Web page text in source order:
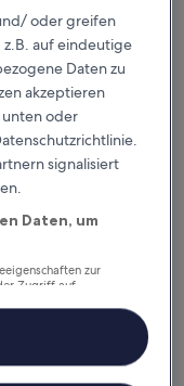
Der
Preis
68 €
68 €
Steuern & Gebühren
6. Sept.–7. Sept.
oder greifen
auf eindeutige
Daten zu
akzeptieren
oder
signalisiert
Daten, um
zur
Zugriff auf
von Inhalten,
von